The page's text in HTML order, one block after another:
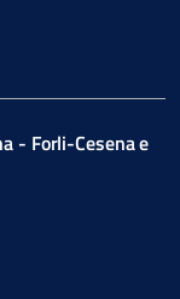
- Forli-Cesena e